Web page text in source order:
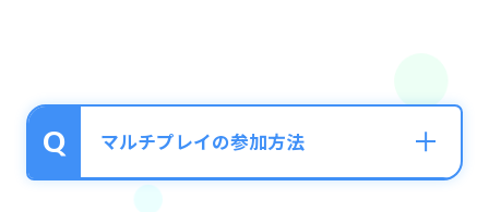
マルチプレイの参加方法